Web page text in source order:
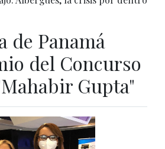
de Panamá
del Concurso
Gupta"